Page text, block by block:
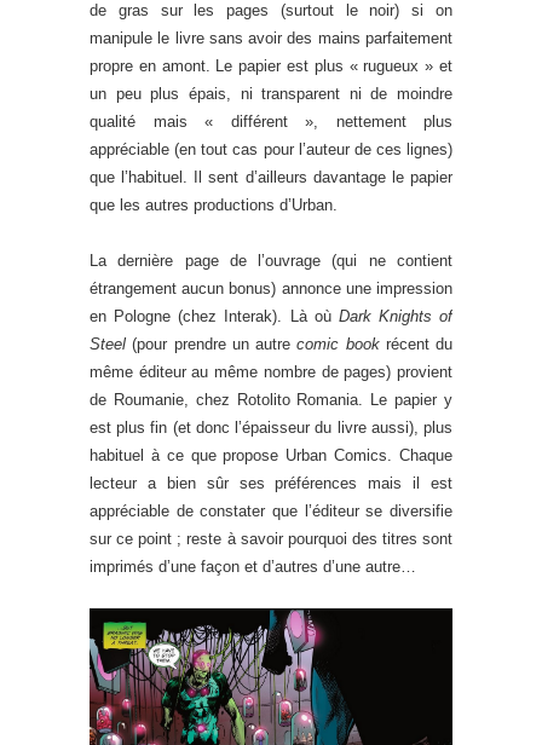
de gras sur les pages (surtout le noir) si on
manipule le livre sans avoir des mains parfaitement
propre en amont. Le papier est plus « rugueux » et
un peu plus épais, ni transparent ni de moindre
qualité mais « différent », nettement plus
appréciable (en tout cas pour l’auteur de ces lignes)
que l’habituel. Il sent d’ailleurs davantage le papier
que les autres productions d’Urban.
La dernière page de l’ouvrage (qui ne contient
étrangement aucun bonus) annonce une impression
en Pologne (chez Interak). Là où Dark Knights of
Steel (pour prendre un autrecomic bookrécent du
même éditeur au même nombre de pages) provient
de Roumanie, chez Rotolito Romania. Le papier y
est plus fin (et donc l’épaisseur du livre aussi), plus
habituel à ce que propose Urban Comics. Chaque
lecteur a bien sûr ses préférences mais il est
appréciable de constater que l’éditeur se diversifie
sur ce point ; reste à savoir pourquoi des titres sont
imprimés d’une façon et d’autres d’une autre…